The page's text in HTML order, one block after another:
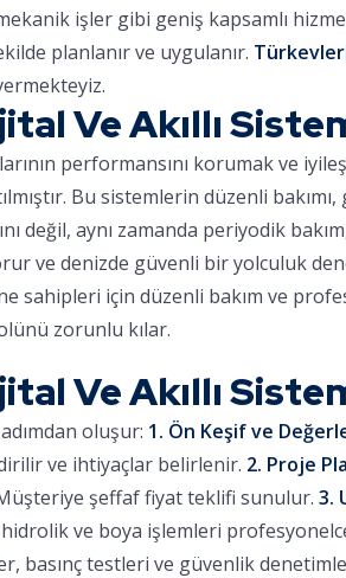
işler gibi geniş kapsamlı
planlanır ve uygulanır.
Ve Akıllı
performansını korumak ve
Bu sistemlerin düzenli
değil, aynı zamanda periyodik
ve denizde güvenli bir yolculuk
sahipleri için düzenli bakım ve
zorunlu kılar.
Ve Akıllı
oluşur: 1. Ön Keşif ve
ve ihtiyaçlar belirlenir. 2. Proje
Müşteriye şeffaf fiyat teklifi sunulur. 3.
ve boya işlemleri
basınç testleri ve güvenlik